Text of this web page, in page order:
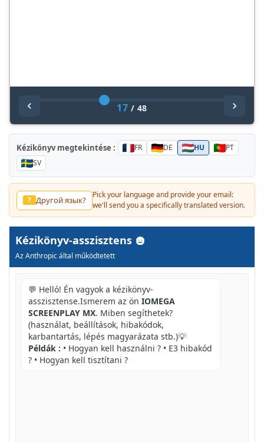
17 / 48
Kézikönyv megtekintése : FR DE HU
PT
SV
? Другой язык?
Pick your language and provide your email:
we'll send you a specifically translated version.
Kézikönyv-asszisztens
Az Anthropic által működtetett
💬 Helló! Én vagyok a kézikönyv-
asszisztense.Ismerem az ön IOMEGA
SCREENPLAY MX. Miben segíthetek?
(használat, beállítások, hibakódok,
karbantartás, lépés magyarázata stb.)💡
Példák : • Hogyan kell használni ? • E3 hibakód
? • Hogyan kell tisztítani ?